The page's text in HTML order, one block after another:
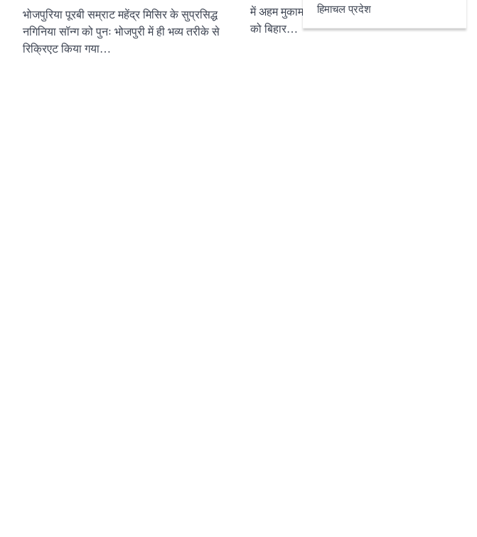
हिमाचल प्रदेश
भोजपुरिया पूरबी सम्राट महेंद्र मिसिर के सुप्रसिद्ध
नगिनिया सॉन्ग को पुनः भोजपुरी में ही भव्य तरीके से
रिक्रिएट किया गया…
में अहम मुकाम होने वाले पटना मेट्रो के लिए मंगलवार
को बिहार…